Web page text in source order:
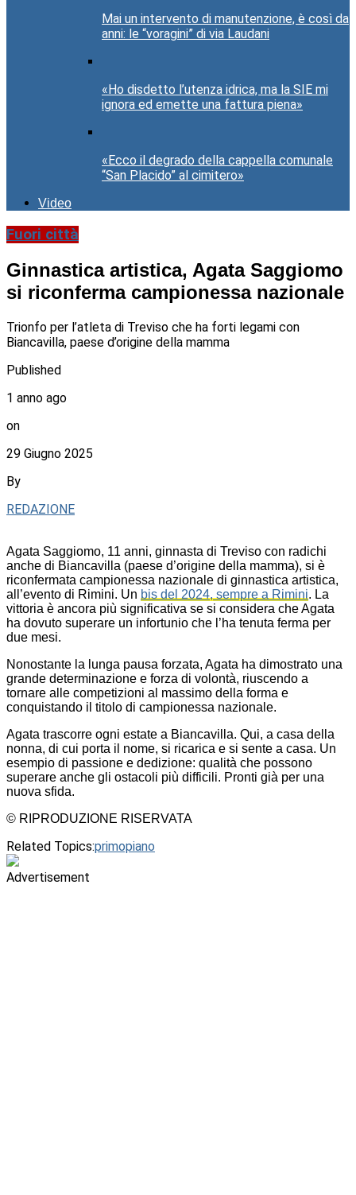
Mai un intervento di manutenzione, è così da
anni: le “voragini” di via Laudani
«Ho disdetto l’utenza idrica, ma la SIE mi
ignora ed emette una fattura piena»
«Ecco il degrado della cappella comunale
“San Placido” al cimitero»
Video
Fuori città
Ginnastica artistica, Agata Saggiomo
si riconferma campionessa nazionale
Trionfo per l’atleta di Treviso che ha forti legami con
Biancavilla, paese d’origine della mamma
Published
1 anno ago
on
29 Giugno 2025
By
REDAZIONE
Agata Saggiomo, 11 anni, ginnasta di Treviso con radichi
anche di Biancavilla (paese d’origine della mamma), si è
riconfermata campionessa nazionale di ginnastica artistica,
all’evento di Rimini. Un bis del 2024, sempre a Rimini. La
vittoria è ancora più significativa se si considera che Agata
ha dovuto superare un infortunio che l’ha tenuta ferma per
due mesi.
Nonostante la lunga pausa forzata, Agata ha dimostrato una
grande determinazione e forza di volontà, riuscendo a
tornare alle competizioni al massimo della forma e
conquistando il titolo di campionessa nazionale.
Agata trascorre ogni estate a Biancavilla. Qui, a casa della
nonna, di cui porta il nome, si ricarica e si sente a casa. Un
esempio di passione e dedizione: qualità che possono
superare anche gli ostacoli più difficili. Pronti già per una
nuova sfida.
© RIPRODUZIONE RISERVATA
Related Topics:primopiano
Advertisement